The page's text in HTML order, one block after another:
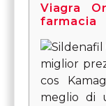
Viagra
farmacia
miglior
cos
meglio di